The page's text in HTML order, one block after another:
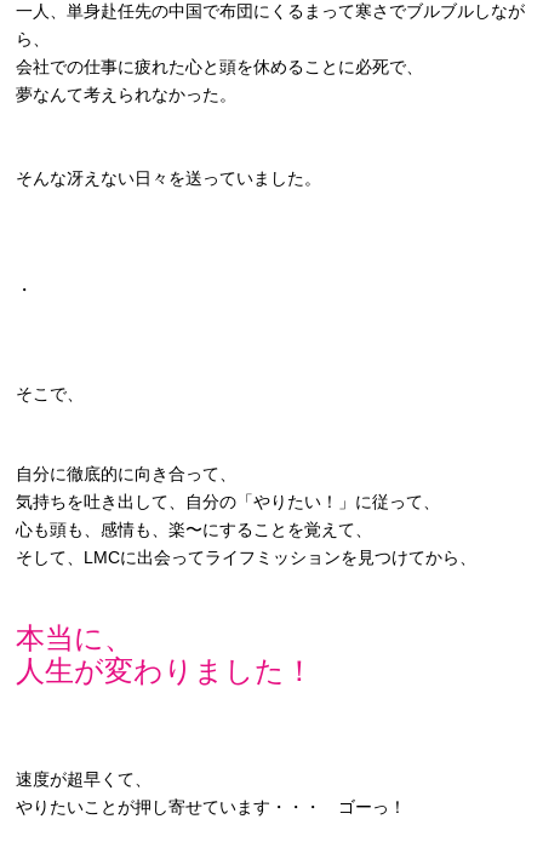
一人、単身赴任先の中国で布団にくるまって寒さでブルブルしなが
ら、
会社での仕事に疲れた心と頭を休めることに必死で、
夢なんて考えられなかった。
そんな冴えない日々を送っていました。
・
そこで、
自分に徹底的に向き合って、
気持ちを吐き出して、自分の「やりたい！」に従って、
心も頭も、感情も、楽〜にすることを覚えて、
そして、LMCに出会ってライフミッションを見つけてから、
本当に、
人生が変わりました！
速度が超早くて、
やりたいことが押し寄せています・・・ ゴーっ！